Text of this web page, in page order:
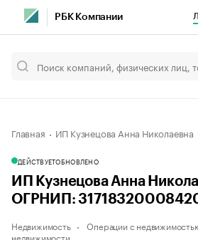
РБК Компании
Главная ИП Кузнецова Анна Николаевна
ДЕЙСТВУЕТОБНОВЛЕНО
ИП Кузнецова Анна
ОГРНИП:
Недвижимость Операции с
недвижимости